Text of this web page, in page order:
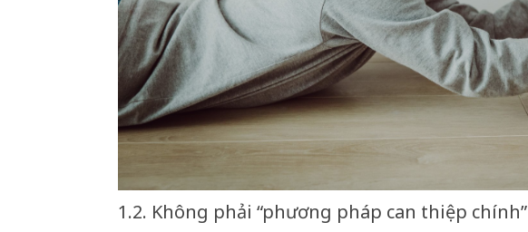
1.2. Không phải “phương pháp can thiệp chính”